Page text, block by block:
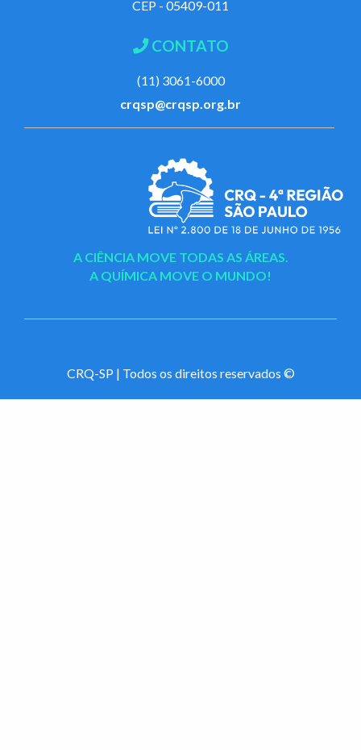
CEP - 05409-011
CONTATO
(11) 3061-6000
crqsp@crqsp.org.br
A CIÊNCIA MOVE TODAS AS ÁREAS.
A QUÍMICA MOVE O MUNDO!
CRQ-SP | Todos os direitos reservados ©